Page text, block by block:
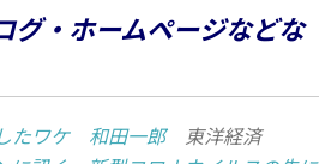
グ・ホームページなどな
たワケ 和田一郎東洋経済